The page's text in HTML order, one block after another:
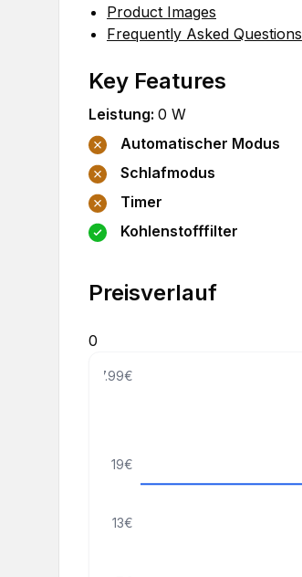
Product Images
Frequently Asked Questions
Key Features
Leistung: 0 W
Automatischer Modus
Schlafmodus
Timer
Kohlenstofffilter
Preisverlauf
0
13€
19€
27.99€